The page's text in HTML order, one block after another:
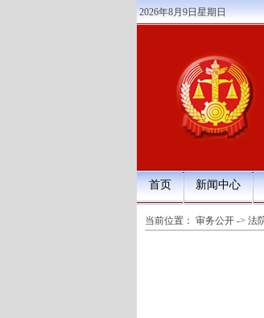
2026年8月9日星期日
首页 新闻中心
当前位置： 审务公开 -> 法